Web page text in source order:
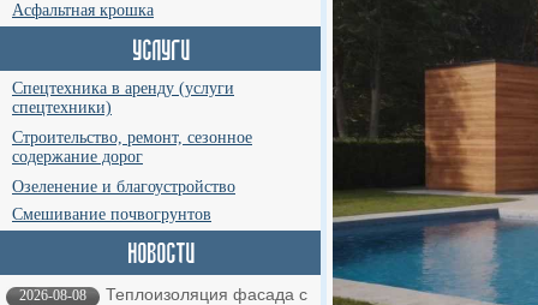
Асфальтная крошка
Спецтехника в аренду (услуги
спецтехники)
Строительство, ремонт, сезонное
содержание дорог
Озеленение и благоустройство
Смешивание почвогрунтов
2026-08-08
Теплоизоляция фасада с